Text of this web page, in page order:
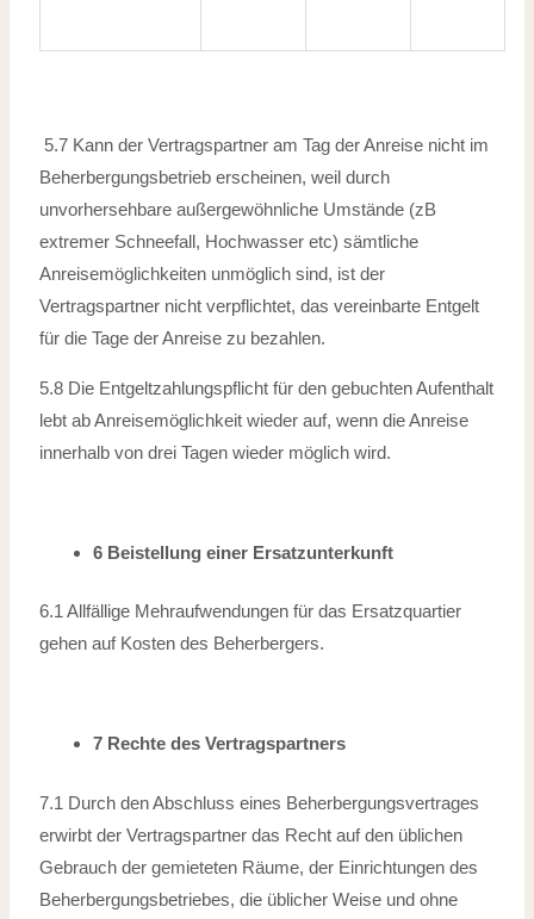
5.7 Kann der Vertragspartner am Tag der Anreise nicht im
Beherbergungsbetrieberscheinen, weil durch
unvorhersehbare außergewöhnliche Umstände (zB
extremer Schneefall, Hochwasser etc) sämtliche
Anreisemöglichkeiten unmöglichsind, ist der
Vertragspartner nicht verpflichtet, das vereinbarte Entgelt
für die Tageder Anreise zu bezahlen.
5.8 Die Entgeltzahlungspflicht für den gebuchten Aufenthalt
lebt ab Anreisemöglichkeit wieder auf, wenn die Anreise
innerhalb von drei Tagen wieder möglich wird.
6 Beistellung einer Ersatzunterkunft
6.1 Allfällige Mehraufwendungen für das Ersatzquartier
gehen auf Kosten des Beherbergers.
7 Rechte des Vertragspartners
7.1 Durch den Abschluss eines Beherbergungsvertrages
erwirbt der Vertragspartnerdas Recht auf den üblichen
Gebrauch der gemieteten Räume, der Einrichtungendes
Beherbergungsbetriebes, die üblicher Weise und ohne